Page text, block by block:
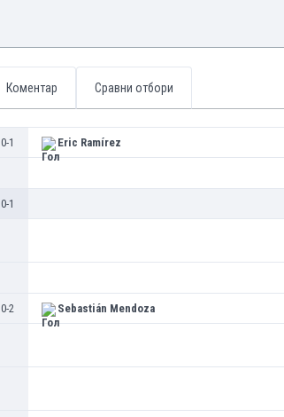
Коментар Сравни отбори
0-1 Eric Ramírez
0-1
0-2 Sebastián Mendoza